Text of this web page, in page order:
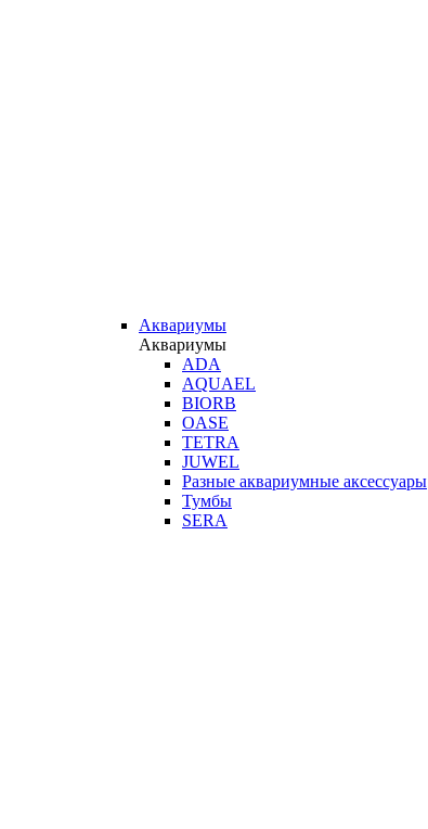
Аквариумы
Аквариумы
ADA
AQUAEL
BIORB
OASE
TETRA
JUWEL
Разные аквариумные аксессуары
Тумбы
SERA